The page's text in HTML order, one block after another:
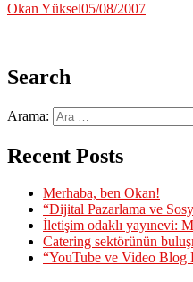
Okan Yüksel05/08/2007
Search
Arama:
Recent Posts
Merhaba, ben Okan!
“Dijital Pazarlama ve
İletişim odaklı yayınevi:
Catering sektörünün
“YouTube ve Video Blog